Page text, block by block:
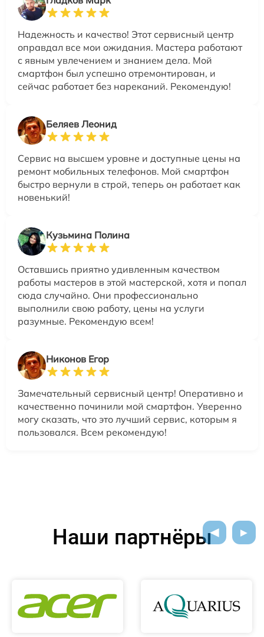
Надежность и качество! Этот сервисный центр
оправдал все мои ожидания. Мастера работают
с явным увлечением и знанием дела. Мой
смартфон был успешно отремонтирован, и
сейчас работает без нареканий. Рекомендую!
Беляев Леонид
Сервис на высшем уровне и доступные цены на
ремонт мобильных телефонов. Мой смартфон
быстро вернули в строй, теперь он работает как
новенький!
Кузьмина Полина
Оставшись приятно удивленным качеством
работы мастеров в этой мастерской, хотя и попал
сюда случайно. Они профессионально
выполнили свою работу, цены на услуги
разумные. Рекомендую всем!
Никонов Егор
Замечательный сервисный центр! Оперативно и
качественно починили мой смартфон. Уверенно
могу сказать, что это лучший сервис, которым я
пользовался. Всем рекомендую!
Наши партнёры